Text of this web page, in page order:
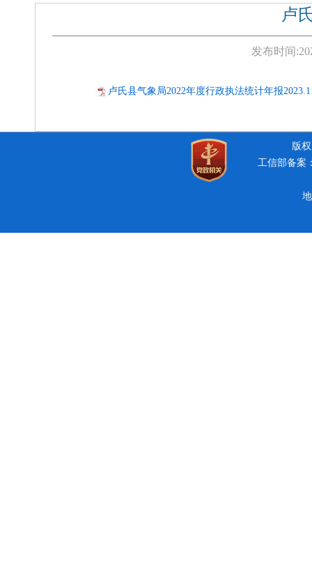
卢
发布时间:
卢氏县气象局2022年度行政执法统计年报
版
工信部备案